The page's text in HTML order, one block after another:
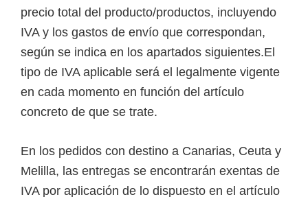
precio total del producto/productos, incluyendo
IVA y los gastos de envío que correspondan,
según se indica en los apartados siguientes.El
tipo de IVA aplicable será el legalmente vigente
en cada momento en función del artículo
concreto de que se trate.
En los pedidos con destino a Canarias, Ceuta y
Melilla, las entregas se encontrarán exentas de
IVA por aplicación de lo dispuesto en el artículo